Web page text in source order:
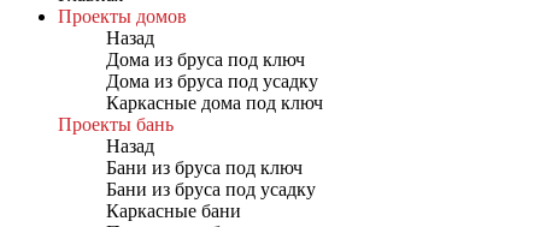
Проекты домов
Назад
Дома из бруса под ключ
Дома из бруса под усадку
Каркасные дома под ключ
Проекты бань
Назад
Бани из бруса под ключ
Бани из бруса под усадку
Каркасные бани